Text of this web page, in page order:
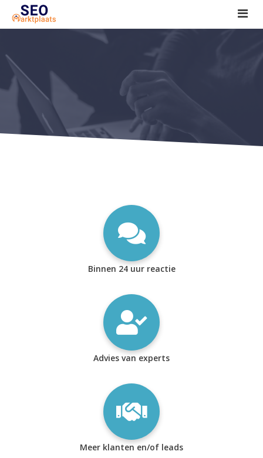
SEO tools reviews
Marketeer bij jou in de buurt?
Offerte
1. Seo voor beginners +
2. Onderzoeken +
Binnen 24 uur reactie
Advies van experts
Meer klanten en/of leads